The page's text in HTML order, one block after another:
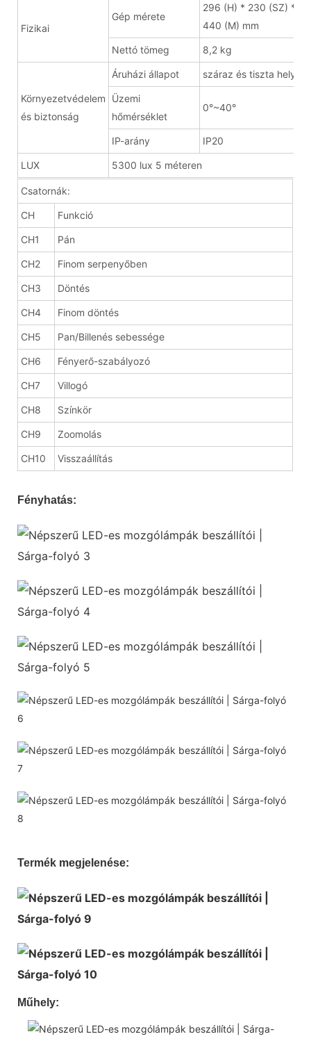
Fizikai
Gép mérete
296 (H) * 230 (SZ) *
440 (M) mm
Nettó tömeg 8,2 kg
Környezetvédelem
és biztonság
Áruházi állapot száraz és tiszta helyen
Üzemi
hőmérséklet
0°~40°
IP-arány IP20
LUX 5300 lux 5 méteren
Csatornák:
CH Funkció
CH1 Pán
CH2 Finom serpenyőben
CH3 Döntés
CH4 Finom döntés
CH5 Pan/Billenés sebessége
CH6 Fényerő-szabályozó
CH7 Villogó
CH8 Színkör
CH9 Zoomolás
CH10 Visszaállítás
Fényhatás:
Termék megjelenése:
Műhely: